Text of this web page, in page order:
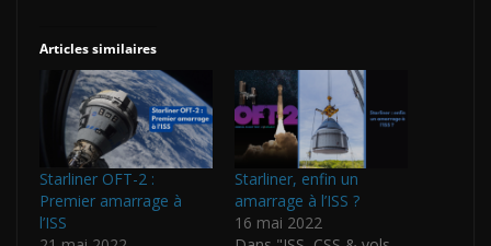
Articles similaires
Starliner OFT-2 :
Premier amarrage à
l’ISS
Starliner, enfin un
amarrage à l’ISS ?
16 mai 2022